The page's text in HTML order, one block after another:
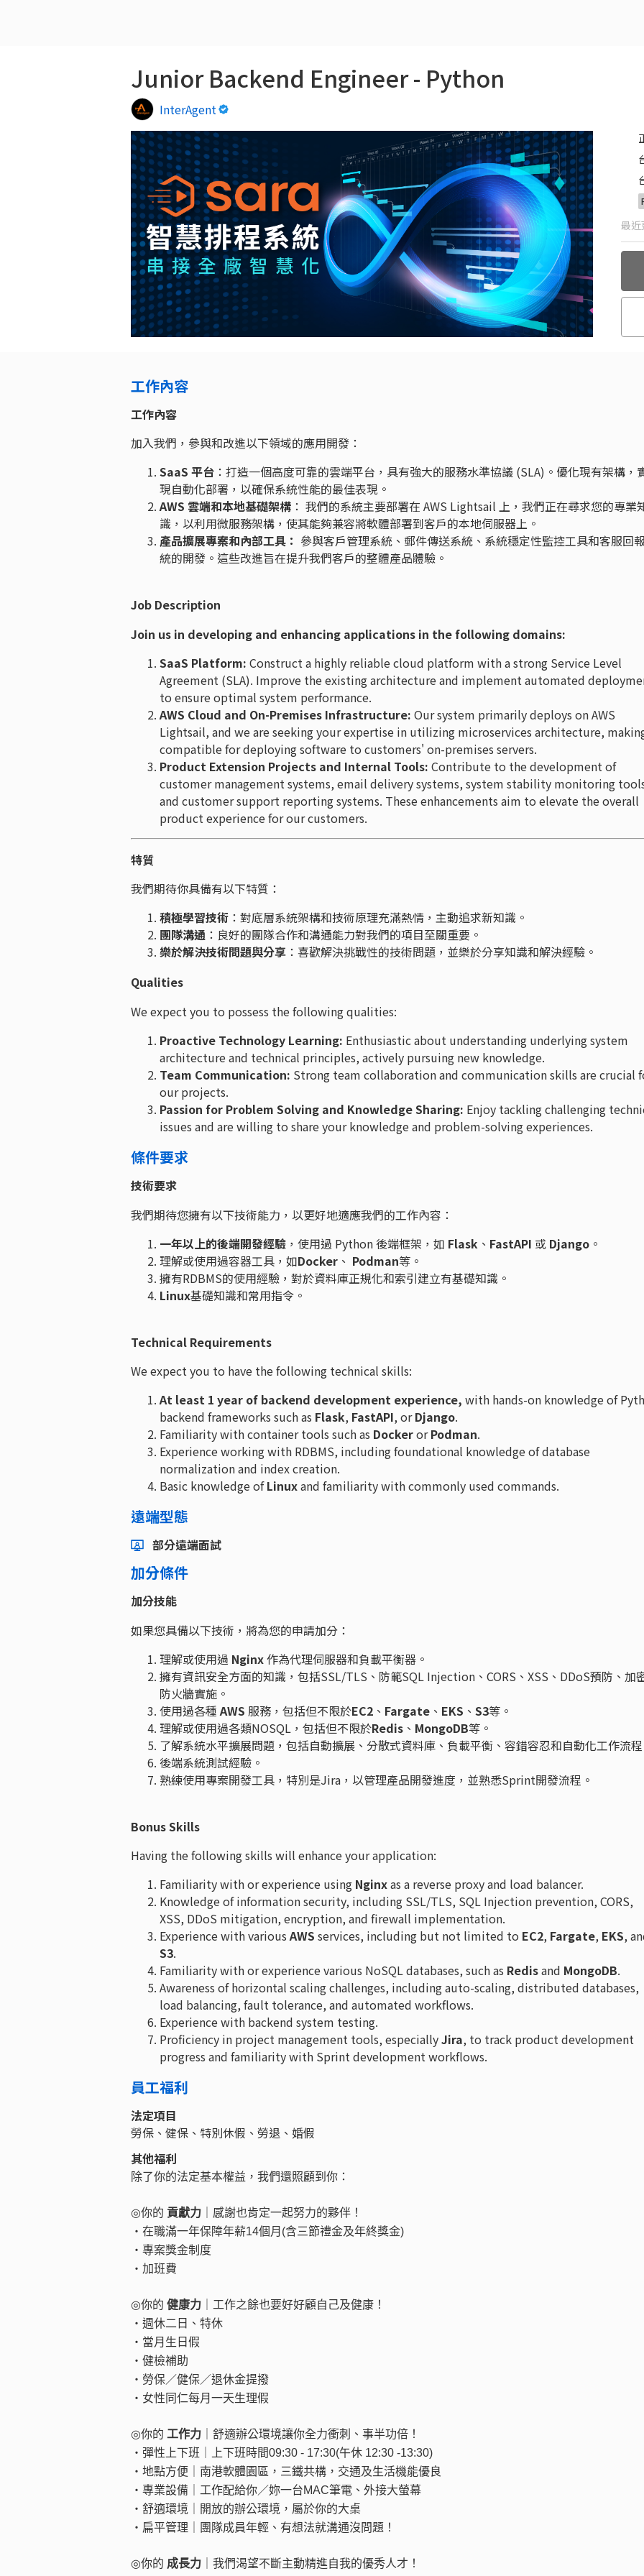
Junior Backend Engineer - Python
InterAgent
最
工作內容
工作內容
加入我們，參與和改進以下領域的應用開發：
SaaS 平台 ：打造一個高度可靠的雲端平台，具有強大的服務水準協議 (SLA)。優化現有架構，
現自動化部署，以確保系統性能的最佳表現。
AWS 雲端和本地基礎架構 ： 我們的系統主要部署在 AWS Lightsail 上，我們正在尋求您的專業
識，以利用微服務架構，使其能夠兼容將軟體部署到客戶的本地伺服器上。
產品擴展專案和內部工具： 參與客戶管理系統、郵件傳送系統、系統穩定性監控工具和客服回
統的開發。這些改進旨在提升我們客戶的整體產品體驗。
Job Description
Join us in developing and enhancing applications in the following domains:
SaaS Platform: Construct a highly reliable cloud platform with a strong Service Level
Agreement (SLA). Improve the existing architecture and implement automated
to ensure optimal system performance.
AWS Cloud and On-Premises Infrastructure: Our system primarily deploys on AWS
Lightsail, and we are seeking your expertise in utilizing microservices architecture,
compatible for deploying software to customers' on-premises servers.
Product Extension Projects and Internal Tools: Contribute to the development of
customer management systems, email delivery systems, system stability monitoring
and customer support reporting systems. These enhancements aim to elevate the overall
product experience for our customers.
特質
我們期待你具備有以下特質：
積極學習技術 ：對底層系統架構和技術原理充滿熱情，主動追求新知識。
團隊溝通 ：良好的團隊合作和溝通能力對我們的項目至關重要。
樂於解決技術問題與分享 ：喜歡解決挑戰性的技術問題，並樂於分享知識和解決經驗。
Qualities
We expect you to possess the following qualities:
Proactive Technology Learning: Enthusiastic about understanding underlying system
architecture and technical principles, actively pursuing new knowledge.
Team Communication: Strong team collaboration and communication skills are crucial
our projects.
Passion for Problem Solving and Knowledge Sharing: Enjoy tackling challenging
issues and are willing to share your knowledge and problem-solving experiences.
條件要求
技術要求
我們期待您擁有以下技術能力，以更好地適應我們的工作內容：
一年以上的後端開發經驗 ，使用過 Python 後端框架，如 Flask 、 FastAPI 或 Django 。
理解或使用過容器工具，如Docker 、 Podman等。
擁有RDBMS的使用經驗，對於資料庫正規化和索引建立有基礎知識。
Linux基礎知識和常用指令。
Technical Requirements
We expect you to have the following technical skills:
At least 1 year of backend development experience, with hands-on knowledge of
backend frameworks such as Flask, FastAPI, orDjango.
Familiarity with container tools such as DockerorPodman.
Experience working with RDBMS, including foundational knowledge of database
normalization and index creation.
Basic knowledge ofLinuxand familiarity with commonly used commands.
遠端型態
部分遠端面試
加分條件
加分技能
如果您具備以下技術，將為您的申請加分：
理解或使用過 Nginx作為代理伺服器和負載平衡器。
擁有資訊安全方面的知識，包括SSL/TLS、防範SQL Injection、CORS、XSS、DDoS預防、加
防火牆實施。
使用過各種AWS 服務，包括但不限於EC2 、 Fargate 、 EKS 、 S3等。
理解或使用過各類NOSQL，包括但不限於Redis 、 MongoDB等。
了解系統水平擴展問題，包括自動擴展、分散式資料庫、負載平衡、容錯容忍和自動化工作流
後端系統測試經驗。
熟練使用專案開發工具，特別是Jira，以管理產品開發進度，並熟悉Sprint開發流程。
Bonus Skills
Having the following skills will enhance your application:
Familiarity with or experience using Nginxas a reverse proxy and load balancer.
Knowledge of information security, including SSL/TLS, SQL Injection prevention, CORS,
XSS, DDoS mitigation, encryption, and firewall implementation.
Experience with variousAWS services, including but not limited to EC2, Fargate, EKS,
S3.
Familiarity with or experience various NoSQL databases, such as Redisand MongoDB.
Awareness of horizontal scaling challenges, including auto-scaling, distributed databases,
load balancing, fault tolerance, and automated workflows.
Experience with backend system testing.
Proficiency in project management tools, especiallyJira, to track product development
progress and familiarity with Sprint development workflows.
員工福利
法定項目
勞保、健保、特別休假、勞退、婚假
其他福利
除了你的法定基本權益，我們還照顧到你：
◎你的 貢獻力 ｜感謝也肯定一起努力的夥伴！
・在職滿一年保障年薪14個月(含三節禮金及年終獎金)
・專案獎金制度
・加班費
◎你的 健康力 ｜工作之餘也要好好顧自己及健康！
・週休二日、特休
・當月生日假
・健檢補助
・勞保／健保／退休金提撥
・女性同仁每月一天生理假
◎你的 工作力 ｜舒適辦公環境讓你全力衝刺、事半功倍！
・彈性上下班｜上下班時間09:30 - 17:30(午休 12:30 -13:30)
・地點方便｜南港軟體園區，三鐵共構，交通及生活機能優良
・專業設備｜工作配給你／妳一台MAC筆電、外接大螢幕
・舒適環境｜開放的辦公環境，屬於你的大桌
・扁平管理｜團隊成員年輕、有想法就溝通沒問題！
◎你的 成長力 ｜我們渴望不斷主動精進自我的優秀人才！